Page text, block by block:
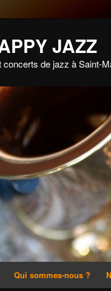
JAZZ
concerts de jazz à Saint-
Qui sommes-nous ?